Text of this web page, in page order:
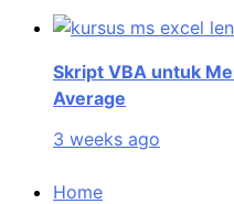
Skript VBA untuk
Average
3 weeks ago
Home